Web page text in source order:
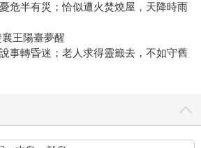
危半有災；恰似遭火焚燒屋，天降時雨
王陽臺夢醒
事轉昏迷；老人求得靈籤去，不如守舊